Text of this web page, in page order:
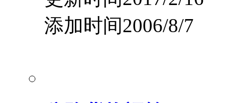
添加时间2006/8/7